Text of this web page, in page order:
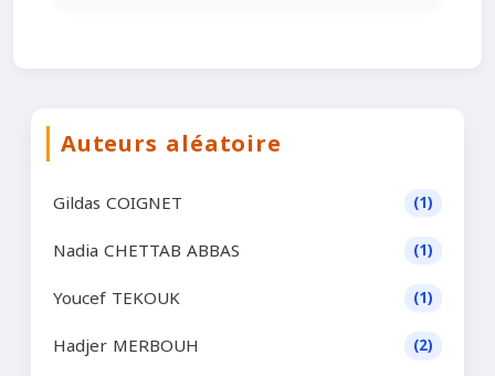
Auteurs aléatoire
Gildas COIGNET (1)
Nadia CHETTAB ABBAS (1)
Youcef TEKOUK (1)
Hadjer MERBOUH (2)